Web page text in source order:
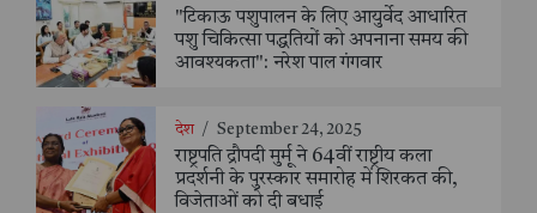
"टिकाऊ पशुपालन के लिए आयुर्वेद आधारित
पशु चिकित्सा पद्धतियों को अपनाना समय की
आवश्यकता": नरेश पाल गंगवार
देश / September 24, 2025
राष्ट्रपति द्रौपदी मुर्मू ने 64वीं राष्ट्रीय कला
प्रदर्शनी के पुरस्कार समारोह में शिरकत की,
विजेताओं को दी बधाई